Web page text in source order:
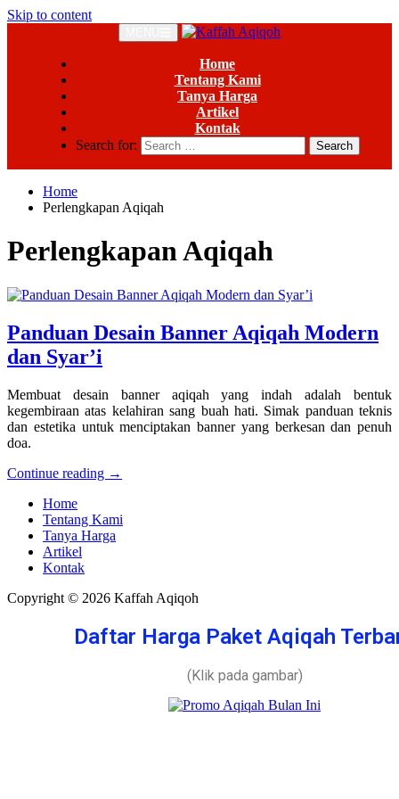
Skip to content
Home
Tentang Kami
Tanya Harga
Artikel
Kontak
Search for:
Home
Perlengkapan Aqiqah
Perlengkapan Aqiqah
Panduan Desain Banner Aqiqah Modern
dan Syar’i
Membuat desain banner aqiqah yang indah adalah bentuk
kegembiraan atas kelahiran sang buah hati. Simak panduan teknis
dan estetika untuk menciptakan banner yang berkesan dan penuh
doa.
Continue reading →
Home
Tentang Kami
Tanya Harga
Artikel
Kontak
Copyright © 2026 Kaffah Aqiqoh
Daftar Harga Paket Aqiqah
(Klik pada gambar)